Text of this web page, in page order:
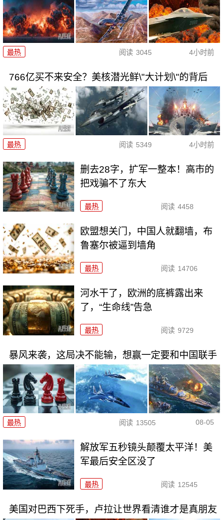
最热 阅读 3045 4小时前
766亿买不来安全？美核潜光鲜\"大计划\"的背后
最热 阅读 5349 4小时前
删去28字，扩军一整本！高市的
把戏骗不了东大
最热 阅读 4458
欧盟想关门，中国人就翻墙，布
鲁塞尔被逼到墙角
最热 阅读 14706
河水干了，欧洲的底裤露出来
了，“生命线”告急
最热 阅读 9729
暴风来袭，这局决不能输，想赢一定要和中国联手
最热 阅读 13505 08-05
解放军五秒镜头颠覆太平洋！美
军最后安全区没了
最热 阅读 12545
美国对巴西下死手，卢拉让世界看清谁才是真朋友